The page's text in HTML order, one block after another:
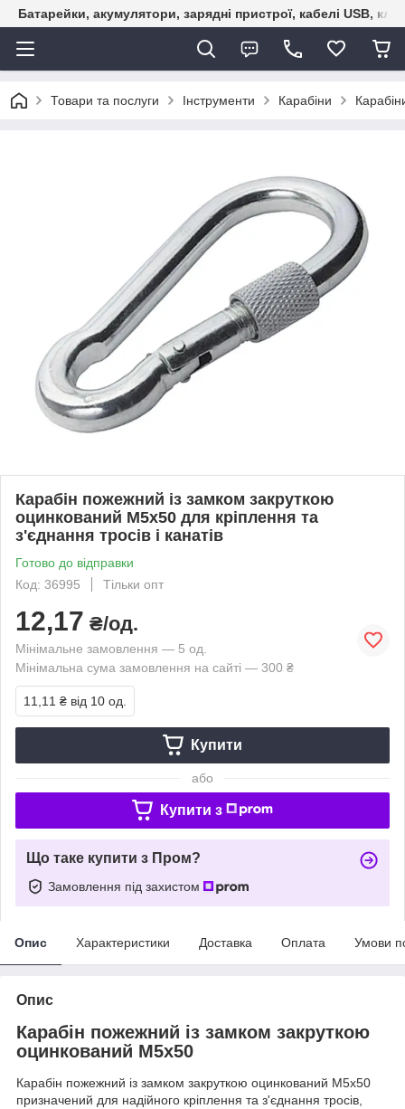
Батарейки, акумулятори, зарядні пристрої, кабелі USB,
Товари та послуги Інструменти Карабіни
Карабін пожежний із замком закруткою
оцинкований М5х50 для кріплення та
з'єднання тросів і канатів
Готово до відправки
Код: 36995
Тільки опт
12,17 ₴/од.
Мінімальне замовлення — 5 од.
Мінімальна сума замовлення на сайті — 300 ₴
11,11 ₴ від 10 од.
Купити
або
Купити з
Що таке купити з Пром?
Замовлення під захистом
Опис Характеристики Доставка Оплата Умови
Опис
Карабін пожежний із замком закруткою
оцинкований М5х50
Карабін пожежний із замком закруткою оцинкований М5х50
призначений для надійного кріплення та з'єднання тросів,